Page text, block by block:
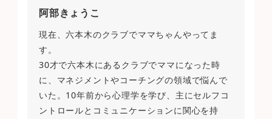
阿部きょうこ
現在、六本木のクラブでママちゃんやってま
す。
30才で六本木にあるクラブでママになった時
に、マネジメントやコーチングの領域で悩んで
いた。10年前から心理学を学び、主にセルフコ
ントロールとコミュニケーションに関心を持